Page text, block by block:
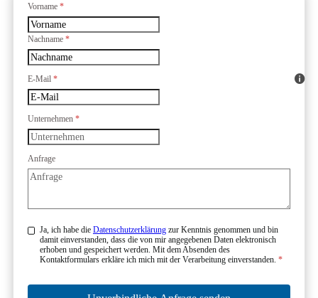
Vorname *
Nachname *
E-Mail *
Unternehmen *
Anfrage
Ja, ich habe die Datenschutzerklärungzur Kenntnis genommen und bin
damit einverstanden, dass die von mir angegebenen Daten elektronisch
erhoben und gespeichert werden. Mit dem Absenden des
Kontaktformulars erkläre ich mich mit der Verarbeitung einverstanden. *